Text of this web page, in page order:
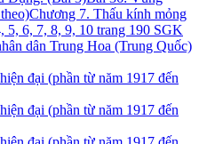
Chương 7. Thấu kính mỏng
5, 6, 7, 8, 9, 10 trang 190 SGK
dân Trung Hoa (Trung Quốc)
đại (phần từ năm 1917 đến
đại (phần từ năm 1917 đến